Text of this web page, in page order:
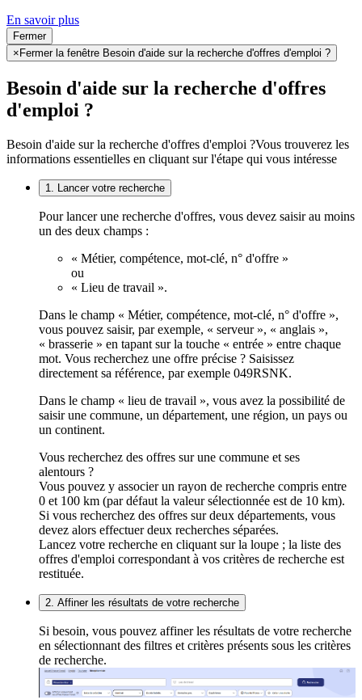
En savoir plus
Fermer
× Fermer la fenêtre Besoin d'aide sur la recherche d'offres d'emploi ?
Besoin d'aide sur la recherche d'offres
d'emploi ?
Besoin d'aide sur la recherche d'offres d'emploi ?Vous trouverez les
informations essentielles en cliquant sur l'étape qui vous intéresse
1. Lancer votre recherche
Pour lancer une recherche d'offres, vous devez saisir au moins
un des deux champs :
« Métier, compétence, mot-clé, n° d'offre »
ou
« Lieu de travail ».
Dans le champ « Métier, compétence, mot-clé, n° d'offre »,
vous pouvez saisir, par exemple, « serveur », « anglais »,
« brasserie » en tapant sur la touche « entrée » entre chaque
mot. Vous recherchez une offre précise ? Saisissez
directement sa référence, par exemple 049RSNK.
Dans le champ « lieu de travail », vous avez la possibilité de
saisir une commune, un département, une région, un pays ou
un continent.
Vous recherchez des offres sur une commune et ses
alentours ?
Vous pouvez y associer un rayon de recherche compris entre
0 et 100 km (par défaut la valeur sélectionnée est de 10 km).
Si vous recherchez des offres sur deux départements, vous
devez alors effectuer deux recherches séparées.
Lancez votre recherche en cliquant sur la loupe ; la liste des
offres d'emploi correspondant à vos critères de recherche est
restituée.
2. Affiner les résultats de votre recherche
Si besoin, vous pouvez affiner les résultats de votre recherche
en sélectionnant des filtres et critères présents sous les critères
de recherche.